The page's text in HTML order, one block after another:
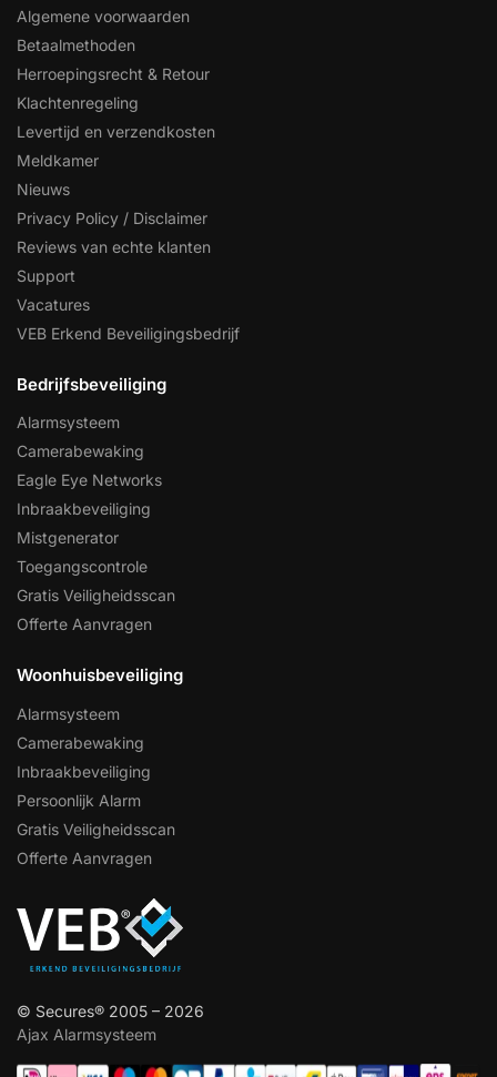
Algemene voorwaarden
Betaalmethoden
Herroepingsrecht & Retour
Klachtenregeling
Levertijd en verzendkosten
Meldkamer
Nieuws
Privacy Policy / Disclaimer
Reviews van echte klanten
Support
Vacatures
VEB Erkend Beveiligingsbedrijf
Bedrijfsbeveiliging
Alarmsysteem
Camerabewaking
Eagle Eye Networks
Inbraakbeveiliging
Mistgenerator
Toegangscontrole
Gratis Veiligheidsscan
Offerte Aanvragen
Woonhuisbeveiliging
Alarmsysteem
Camerabewaking
Inbraakbeveiliging
Persoonlijk Alarm
Gratis Veiligheidsscan
Offerte Aanvragen
© Secures® 2005 – 2026
Ajax Alarmsysteem